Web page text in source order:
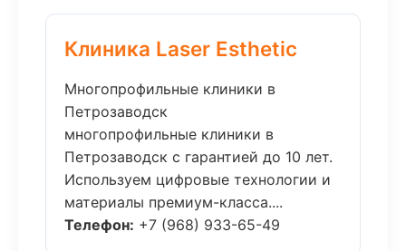
Клиника Laser Esthetic
Многопрофильные клиники в
Петрозаводск
многопрофильные клиники в
Петрозаводск с гарантией до 10 лет.
Используем цифровые технологии и
материалы премиум-класса....
Телефон: +7 (968) 933-65-49